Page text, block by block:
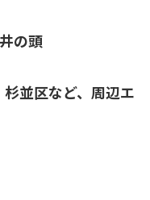
の頭
並区など、周辺エ